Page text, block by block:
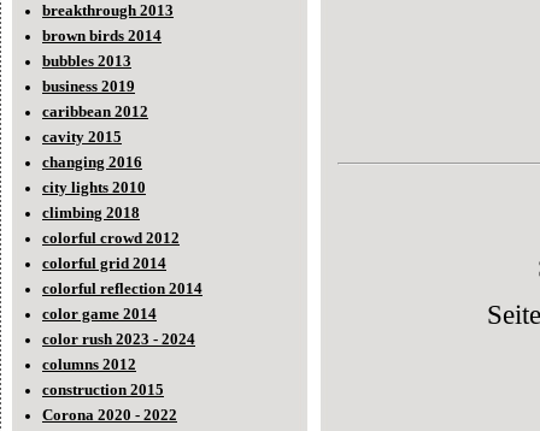
breakthrough 2013
brown birds 2014
bubbles 2013
business 2019
caribbean 2012
cavity 2015
changing 2016
city lights 2010
climbing 2018
colorful crowd 2012
colorful grid 2014
colorful reflection 2014
color game 2014
color rush 2023 - 2024
columns 2012
construction 2015
Corona 2020 - 2022